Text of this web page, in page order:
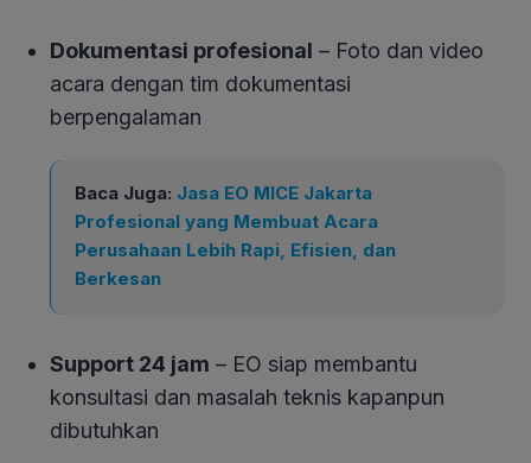
Dokumentasi profesional – Foto dan video
acara dengan tim dokumentasi
berpengalaman
Baca Juga: Jasa EO MICE Jakarta
Profesional yang Membuat Acara
Perusahaan Lebih Rapi, Efisien, dan
Berkesan
Support 24 jam – EO siap membantu
konsultasi dan masalah teknis kapanpun
dibutuhkan